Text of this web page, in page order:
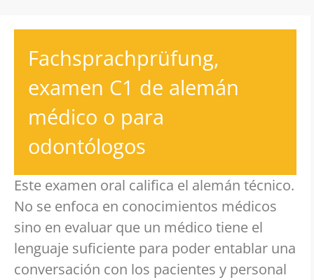
Fachsprachprüfung,
examen C1 de alemán
médico o para
odontólogos
Este examen oral califica el alemán técnico.
No se enfoca en conocimientos médicos
sino en evaluar que un médico tiene el
lenguaje suficiente para poder entablar una
conversación con los pacientes y personal